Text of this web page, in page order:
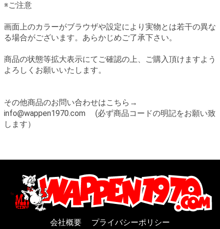
※ご注意
画面上のカラーがブラウザや設定により実物とは若干の異な
る場合がございます。あらかじめご了承下さい。
商品の状態等拡大表示にてご確認の上、ご購入頂けますよう
よろしくお願いいたします。
その他商品のお問い合わせはこちら→
info@wappen1970.com (必ず商品コードの明記をお願い致
します）
会社概要
プライバシーポリシー